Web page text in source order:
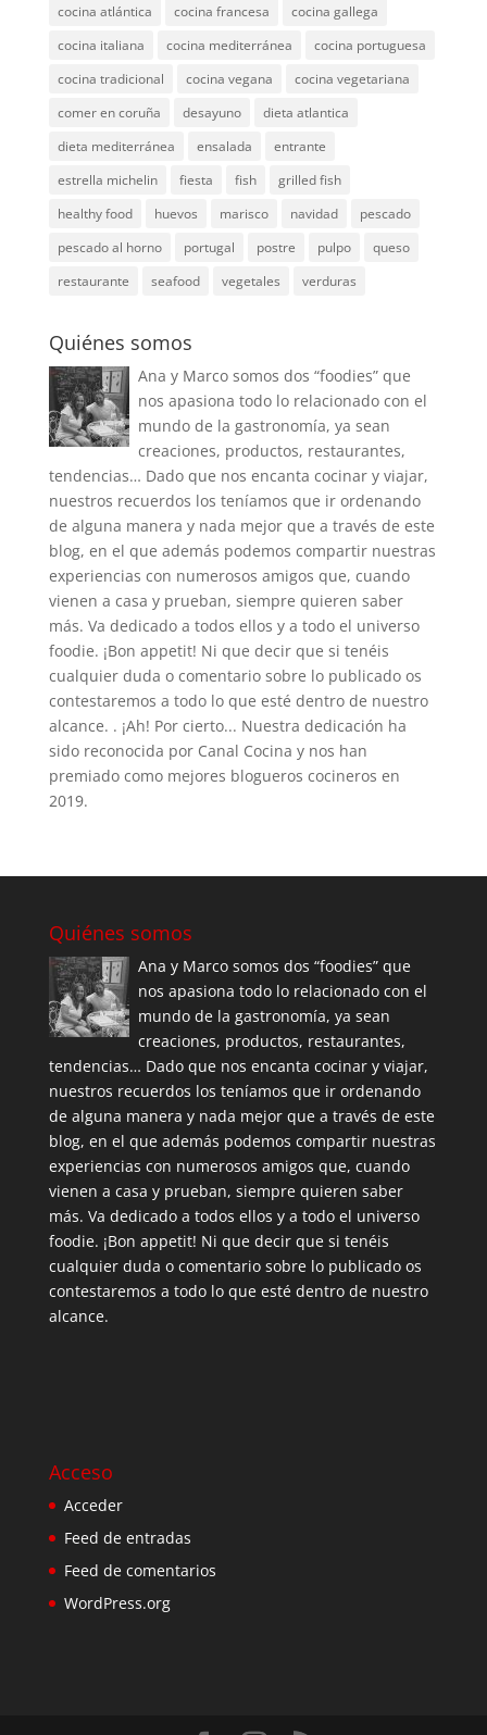
cocina atlántica
cocina francesa
cocina gallega
cocina italiana
cocina mediterránea
cocina portuguesa
cocina tradicional
cocina vegana
cocina vegetariana
comer en coruña
desayuno
dieta atlantica
dieta mediterránea
ensalada
entrante
estrella michelin
fiesta fish
grilled fish
healthy food
huevos marisco navidad
pescado
pescado al horno
portugal postre pulpo
queso
restaurante
seafood vegetales verduras
Quiénes somos
Ana y Marco somos dos “foodies” que
nos apasiona todo lo relacionado con el
mundo de la gastronomía, ya sean
creaciones, productos, restaurantes,
tendencias… Dado que nos encanta cocinar y viajar,
nuestros recuerdos los teníamos que ir ordenando
de alguna manera y nada mejor que a través de este
blog, en el que además podemos compartir nuestras
experiencias con numerosos amigos que, cuando
vienen a casa y prueban, siempre quieren saber
más. Va dedicado a todos ellos y a todo el universo
foodie. ¡Bon appetit! Ni que decir que si tenéis
cualquier duda o comentario sobre lo publicado os
contestaremos a todo lo que esté dentro de nuestro
alcance. . ¡Ah! Por cierto... Nuestra dedicación ha
sido reconocida por Canal Cocina y nos han
premiado como mejores blogueros cocineros en
2019.
Quiénes somos
Ana y Marco somos dos “foodies” que
nos apasiona todo lo relacionado con el
mundo de la gastronomía, ya sean
creaciones, productos, restaurantes,
tendencias… Dado que nos encanta cocinar y viajar,
nuestros recuerdos los teníamos que ir ordenando
de alguna manera y nada mejor que a través de este
blog, en el que además podemos compartir nuestras
experiencias con numerosos amigos que, cuando
vienen a casa y prueban, siempre quieren saber
más. Va dedicado a todos ellos y a todo el universo
foodie. ¡Bon appetit! Ni que decir que si tenéis
cualquier duda o comentario sobre lo publicado os
contestaremos a todo lo que esté dentro de nuestro
alcance.
Acceso
Acceder
Feed de entradas
Feed de comentarios
WordPress.org